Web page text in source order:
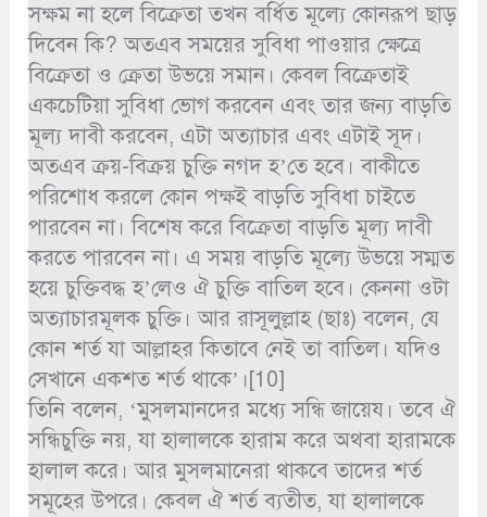
সক্ষম না হলে বিক্রেতা তখন বর্ধিত মূল্যে কোনরূপ ছাড়
দিবেন কি? অতএব সময়ের সুবিধা পাওয়ার ক্ষেত্রে
বিক্রেতা ও ক্রেতা উভয়ে সমান। কেবল বিক্রেতাই
একচেটিয়া সুবিধা ভোগ করবেন এবং তার জন্য বাড়তি
মূল্য দাবী করবেন, এটা অত্যাচার এবং এটাই সূদ।
অতএব ক্রয়-বিক্রয় চুক্তি নগদ হ’তে হবে। বাকীতে
পরিশোধ করলে কোন পক্ষই বাড়তি সুবিধা চাইতে
পারবেন না। বিশেষ করে বিক্রেতা বাড়তি মূল্য দাবী
করতে পারবেন না। এ সময় বাড়তি মূল্যে উভয়ে সম্মত
হয়ে চুক্তিবদ্ধ হ’লেও ঐ চুক্তি বাতিল হবে। কেননা ওটা
অত্যাচারমূলক চুক্তি। আর রাসূলুল্লাহ (ছাঃ) বলেন, যে
কোন শর্ত যা আল্লাহর কিতাবে নেই তা বাতিল। যদিও
সেখানে একশত শর্ত থাকে’।[10]
তিনি বলেন, ‘মুসলমানদের মধ্যে সন্ধি জায়েয। তবে ঐ
সন্ধিচুক্তি নয়, যা হালালকে হারাম করে অথবা হারামকে
হালাল করে। আর মুসলমানেরা থাকবে তাদের শর্ত
সমূহের উপরে। কেবল ঐ শর্ত ব্যতীত, যা হালালকে